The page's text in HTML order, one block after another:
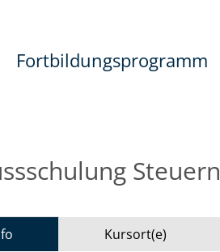
Fortbildungsprogramm
Steuern
Kursort(e)